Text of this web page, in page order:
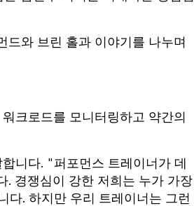
드와 브린 홀과 이야기를 나누며
크로드를 모니터링하고 약간의
니다. "퍼포먼스 트레이너가 데
. 경쟁심이 강한 저희는 누가 가장
다. 하지만 우리 트레이너는 그런